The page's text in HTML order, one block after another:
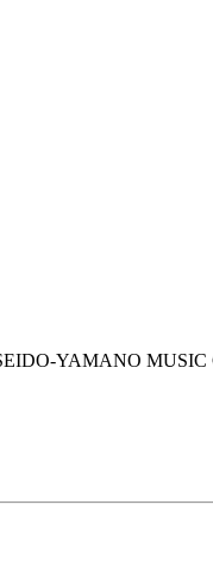
YAMANO MUSIC